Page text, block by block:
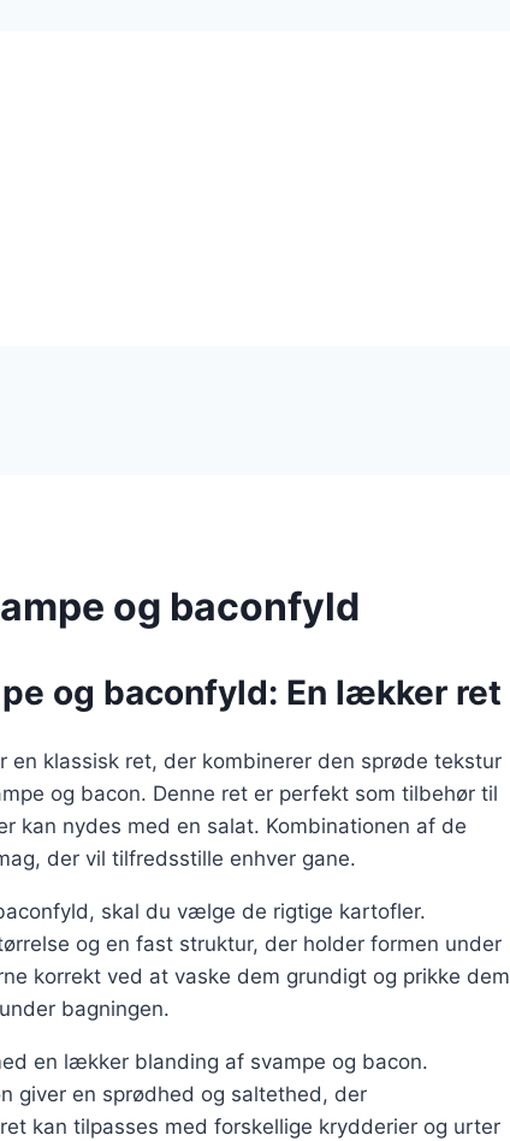
og baconfyld
og baconfyld: En lækker ret
klassisk ret, der kombinerer den sprøde tekstur
og bacon. Denne ret er perfekt som tilbehør til
kan nydes med en salat. Kombinationen af de
der vil tilfredsstille enhver gane.
skal du vælge de rigtige kartofler.
og en fast struktur, der holder formen under
korrekt ved at vaske dem grundigt og prikke dem
bagningen.
en lækker blanding af svampe og bacon.
giver en sprødhed og saltethed, der
kan tilpasses med forskellige krydderier og urter